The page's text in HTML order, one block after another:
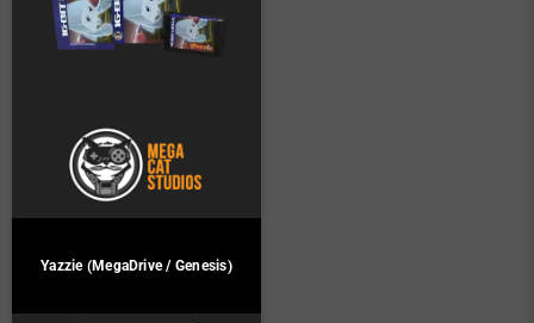
Yazzie (MegaDrive / Genesis)